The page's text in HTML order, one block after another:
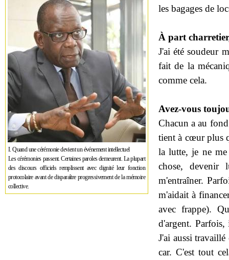
I. Quand une cérémonie devient un événement intellectuel
Les cérémonies passent. Certaines paroles demeurent. La plupart
des discours officiels remplissent avec dignité leur fonction
protocolaire avant de disparaître progressivement de la mémoire
collective.
les bagages de
À part
J'ai été soudeur
fait de la
comme cela.
Avez-vous
Chacun a au
tient à cœur plus
la lutte, je ne me
chose, devenir
m'entraîner.
m'aidait à
avec frappe).
d'argent.
J'ai aussi
car. C'est tout